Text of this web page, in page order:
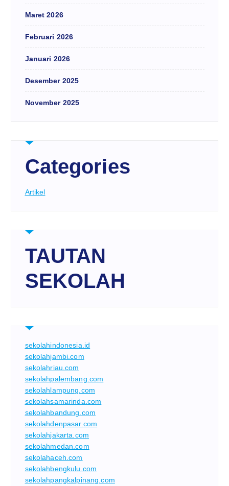
Maret 2026
Februari 2026
Januari 2026
Desember 2025
November 2025
Categories
Artikel
TAUTAN
SEKOLAH
sekolahindonesia.id
sekolahjambi.com
sekolahriau.com
sekolahpalembang.com
sekolahlampung.com
sekolahsamarinda.com
sekolahbandung.com
sekolahdenpasar.com
sekolahjakarta.com
sekolahmedan.com
sekolahaceh.com
sekolahbengkulu.com
sekolahpangkalpinang.com